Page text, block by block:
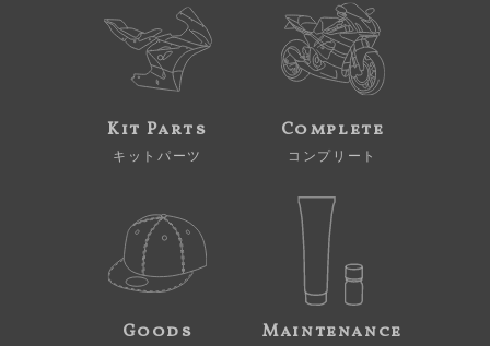
Kit Parts
キットパーツ
Complete
コンプリート
Goods Maintenance